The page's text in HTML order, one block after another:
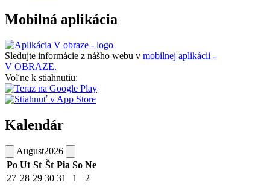
Mobilná aplikácia
Sledujte informácie z nášho webu v mobilnej aplikácii -
V OBRAZE.
Voľne k stiahnutiu:
Kalendár
August2026
Po Ut St Št Pia So Ne
27 28 29 30 31 1
2